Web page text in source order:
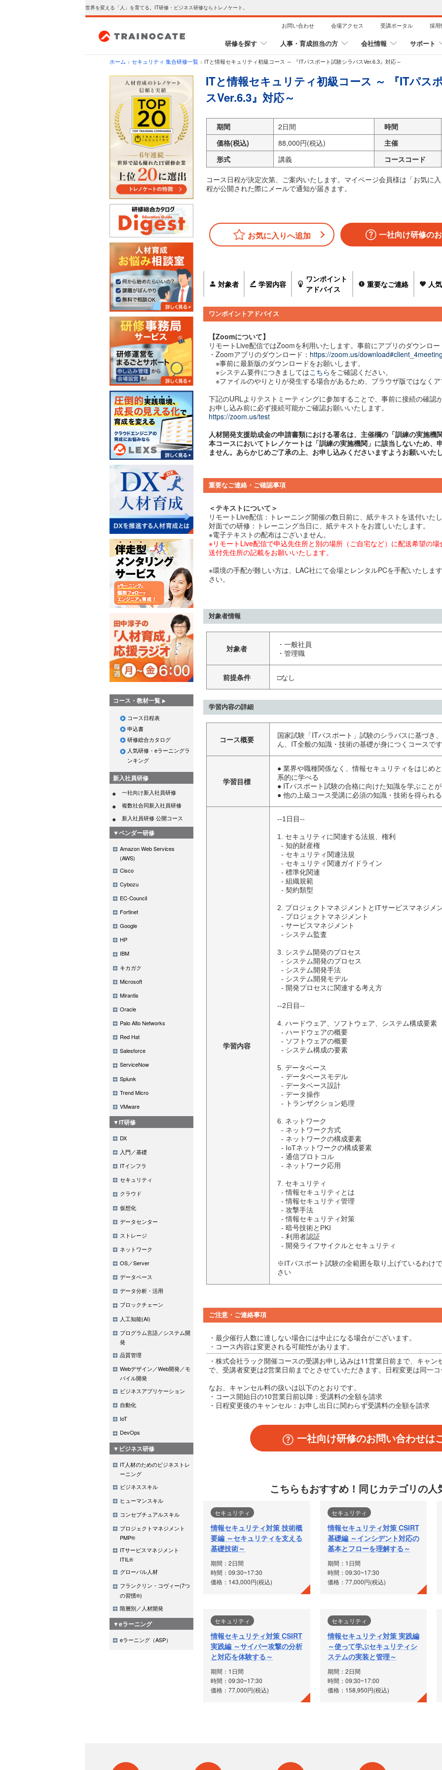
世界を変える「人」を育てる。IT研修・ビジネス研修ならトレノケート。
お問い合わせ 会場アクセス 受講ポータル 採用
研修を探す 人事・育成担当の方 会社情報 サポート
ホーム > セキュリティ 集合研修一覧 > ITと情報セキュリティ初級コース ～ 『ITパスポート試験シラバスVer.6.3』対応～
コース・教材一覧
コース日程表
申込書
研修総合カタログ
人気研修・eラーニングラ
ンキング
新入社員研修
一社向け新入社員研修
複数社合同新入社員研修
新入社員研修 公開コース
▼ベンダー研修
Amazon Web Services
(AWS)
Cisco
Cybozu
EC-Council
Fortinet
Google
HP
IBM
キカガク
Microsoft
Mirantis
Oracle
Palo Alto Networks
Red Hat
Salesforce
ServiceNow
Splunk
Trend Micro
VMware
▼IT研修
DX
入門／基礎
ITインフラ
セキュリティ
クラウド
仮想化
データセンター
ストレージ
ネットワーク
OS／Server
データベース
データ分析・活用
ブロックチェーン
人工知能(AI)
プログラム言語／システム開
発
品質管理
Webデザイン／Web開発／モ
バイル開発
ビジネスアプリケーション
自動化
IoT
DevOps
▼ビジネス研修
IT人材のためのビジネストレ
ーニング
ビジネススキル
ヒューマンスキル
コンセプチュアルスキル
プロジェクトマネジメント
PMP®
ITサービスマネジメント
ITIL®
グローバル人材
フランクリン・コヴィー(7つ
の習慣®)
階層別／人材開発
▼eラーニング
eラーニング（ASP）
ITと情報セキュリティ初級コース ～ 『ITパス
スVer.6.3』対応～
期間 2日間
時間
価格(税込)
88,000円(税込)
主催
形式
講義 コースコード
コース日程が決定次第、ご案内いたします。マイページ会員様は「お気に
程が公開された際にメールで通知が届きます。
お気に入りへ追加 一社向け研修の
対象者 学習内容
ワンポイント
アドバイス
重要なご連絡 人
ワンポイントアドバイス
【Zoomについて】
リモートLive配信ではZoomを利用いたします。事前にアプリのダウンロ
・Zoomアプリのダウンロード： https://zoom.us/
※事前に最新版のダウンロードをお願いします。
※システム要件につきましてはこちらをご確認ください。
※ファイルのやりとりが発生する場合があるため、ブラウザ版ではなく
下記のURLよりテストミーティングに参加することで、事前に接続の確認
お申し込み前に必ず接続可能かご確認お願いいたします。
https://zoom.us/test
人材開発支援助成金の申請書類における署名は、主催欄の「訓練の実施機
本コースにおいてトレノケートは「訓練の実施機関」に該当しないため、
ません。あらかじめご了承の上、お申し込みくださいますようお願いいた
重要なご連絡・ご確認事項
＜テキストについて＞
リモートLive配信：トレーニング開催の数日前に、紙テキストを送付いた
対面での研修：トレーニング当日に、紙テキストをお渡しいたします。
※電子テキストの配布はございません。
※リモートLive配信で申込先住所と別の場所（ご自宅など）に配送希望の
送付先住所の記載をお願いいたします。
※環境の手配が難しい方は、LAC社にて会場とレンタルPCを手配いたしま
さい。
対象者情報
対象者
・一般社員
・管理職
前提条件 □なし
学習内容の詳細
コース概要
国家試験「ITパスポート」試験のシラバスに基づき
ん、IT全般の知識・技術の基礎が身につくコースで
学習目標
● 業界や職種関係なく、情報セキュリティをはじめ
系的に学べる
● ITパスポート試験の合格に向けた知識を学ぶこと
● 他の上級コース受講に必須の知識・技術を得られる
学習内容
--1日目--
1. セキュリティに関連する法規、権利
2. プロジェクトマネジメントとITサービスマネジメ
3. システム開発のプロセス
--2日目--
4. ハードウェア、ソフトウェア、システム構成要素
5. データベース
6. ネットワーク
7. セキュリティ
※ITパスポート試験の全範囲を取り上げているわけ
さい
ご注意・ご連絡事項
・最少催行人数に達しない場合には中止になる場合がございます。
・コース内容は変更される可能性があります。
・株式会社ラック開催コースの受講お申し込みは11営業日前まで、キャ
で、受講者変更は2営業日前までとさせていただきます。日程変更は同一
なお、キャンセル料の扱いは以下のとおりです。
・コース開始日の10営業日前以降：受講料の全額を請求
・日程変更後のキャンセル：お申し出日に関わらず受講料の全額を請求
一社向け研修のお問い合わせは
こちらもおすすめ！ 同じカテゴリの人
セキュリティ
情報セキュリティ対策 技術概
要編 ～セキュリティを支える
基礎技術～
期間：2日間
時間：09:30~17:30
価格：143,000円(税込)
セキュリティ
情報セキュリティ対策 CSIRT
基礎編 ～インシデント対応の
基本とフローを理解する～
期間：1日間
時間：09:30~17:30
価格：77,000円(税込)
セキュリティ
情報セキュリティ対策 CSIRT
実践編 ～サイバー攻撃の分析
と対応を体験する～
期間：1日間
時間：09:30~17:30
価格：77,000円(税込)
セキュリティ
情報セキュリティ対策 実践編
～使って学ぶセキュリティシ
ステムの実装と管理～
期間：2日間
時間：09:30~17:00
価格：158,950円(税込)